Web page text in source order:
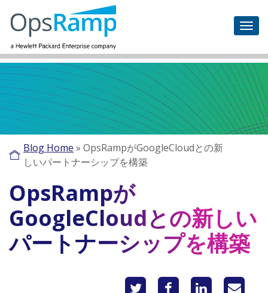
Blog Home » OpsRampがGoogleCloudとの新
しいパートナーシップを構築
OpsRampが
GoogleCloudとの新しい
パートナーシップを構築